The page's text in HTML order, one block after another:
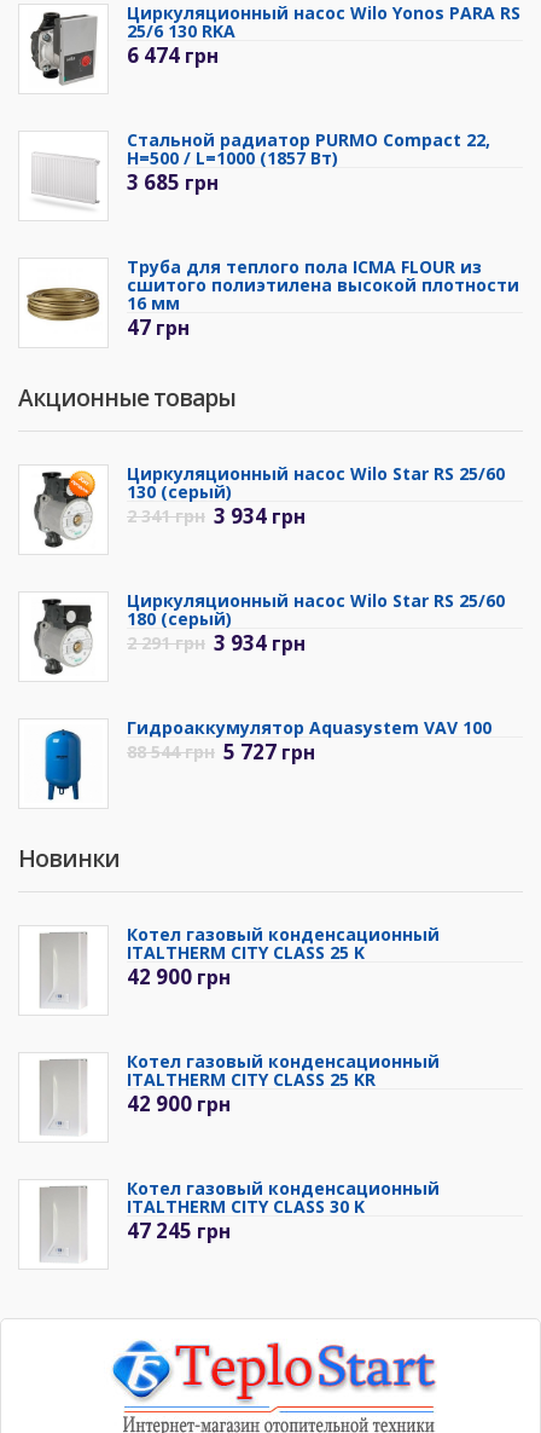
Циркуляционный насос Wilo Yonos PARA RS
25/6 130 RKA
6 474 грн
Стальной радиатор PURMO Compact 22,
H=500 / L=1000 (1857 Вт)
3 685 грн
Труба для теплого пола ICMA FLOUR из
сшитого полиэтилена высокой плотности
16 мм
47 грн
Акционные товары
Циркуляционный насос Wilo Star RS 25/60
130 (серый)
2 341грн 3 934 грн
Циркуляционный насос Wilo Star RS 25/60
180 (серый)
2 291грн 3 934 грн
Гидроаккумулятор Aquasystem VAV 100
88 544грн 5 727 грн
Новинки
Котел газовый конденсационный
ITALTHERM CITY CLASS 25 K
42 900 грн
Котел газовый конденсационный
ITALTHERM CITY CLASS 25 KR
42 900 грн
Котел газовый конденсационный
ITALTHERM CITY CLASS 30 K
47 245 грн